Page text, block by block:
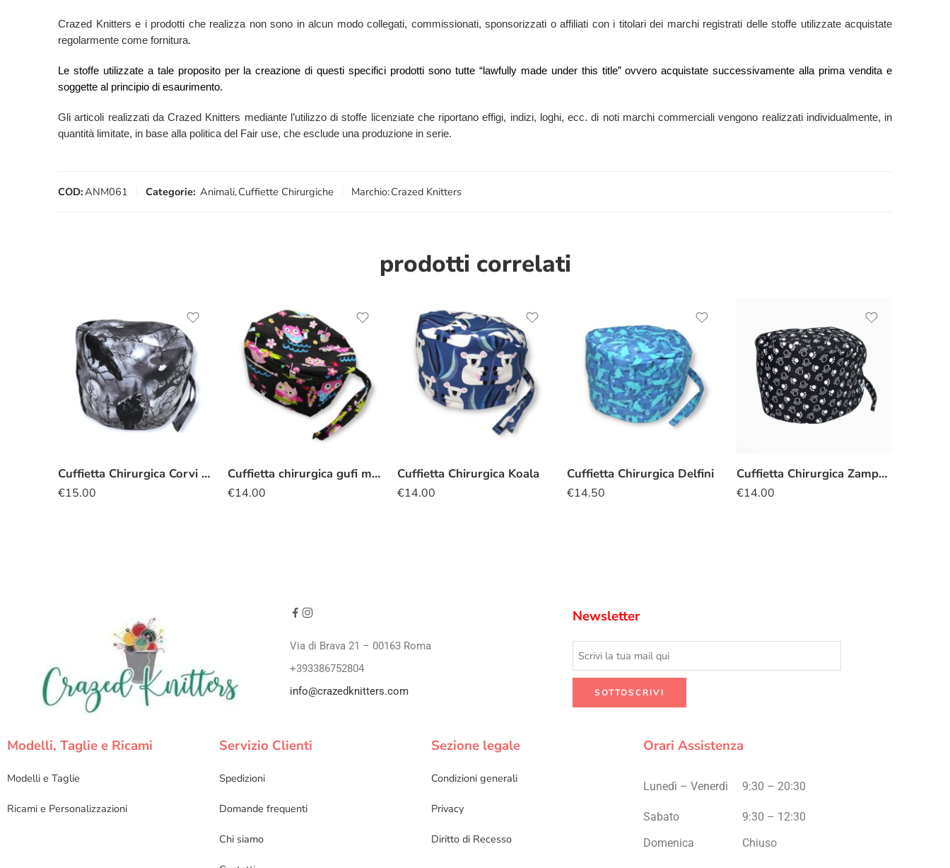
Crazed Knitters e i prodotti che realizza non sono in alcun modo collegati, commissionati, sponsorizzati o affiliati con i titolari dei marchi registrati delle stoffe utilizzate acquistate
regolarmente come fornitura.
Le stoffe utilizzate a tale proposito per la creazione di questi specifici prodotti sono tutte “lawfully made under this title” ovvero acquistate successivamente alla prima vendita e
soggette al principio di esaurimento.
Gli articoli realizzati da Crazed Knitters mediante l’utilizzo di stoffe licenziate che riportano effigi, indizi, loghi, ecc. di noti marchi commerciali vengono realizzati individualmente, in
quantità limitate, in base alla politica del Fair use, che esclude una produzione in serie.
COD:ANM061 Categorie: Animali,Cuffiette Chirurgiche Marchio:Crazed Knitters
prodotti correlati
Cuffietta Chirurgica Corvi spettrali
€15.00
Cuffietta chirurgica gufi mare
€14.00
Cuffietta Chirurgica Koala
€14.00
Cuffietta Chirurgica Delfini
€14.50
Cuffietta Chirurgica Zampette gatto
€14.00
Via di Brava 21 – 00163 Roma
+393386752804
info@crazedknitters.com
Newsletter
Modelli, Taglie e Ricami
Modelli e Taglie
Ricami e Personalizzazioni
Servizio Clienti
Spedizioni
Domande frequenti
Chi siamo
Sezione legale
Condizioni generali
Privacy
Diritto di Recesso
Orari Assistenza
Lunedì – Venerdì 9:30 – 20:30
Sabato 9:30 – 12:30
Domenica Chiuso